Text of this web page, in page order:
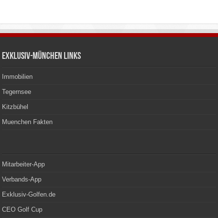
Exklusiv-München Links
Immobilien
Tegernsee
Kitzbühel
Muenchen Fakten
Mitarbeiter-App
Verbands-App
Exklusiv-Golfen.de
CEO Golf Cup